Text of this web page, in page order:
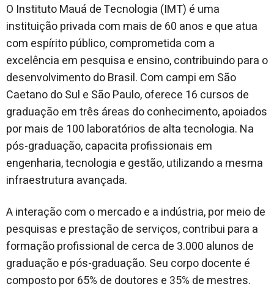
O Instituto Mauá de Tecnologia (IMT) é uma
instituição privada com mais de 60 anos e que atua
com espírito público, comprometida com a
excelência em pesquisa e ensino, contribuindo para o
desenvolvimento do Brasil. Com campi em São
Caetano do Sul e São Paulo, oferece 16 cursos de
graduação em três áreas do conhecimento, apoiados
por mais de 100 laboratórios de alta tecnologia. Na
pós-graduação, capacita profissionais em
engenharia, tecnologia e gestão, utilizando a mesma
infraestrutura avançada.
A interação com o mercado e a indústria, por meio de
pesquisas e prestação de serviços, contribui para a
formação profissional de cerca de 3.000 alunos de
graduação e pós-graduação. Seu corpo docente é
composto por 65% de doutores e 35% de mestres.